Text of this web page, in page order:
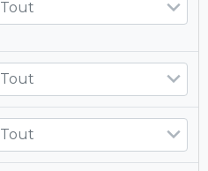
Tout
Tout
Tout